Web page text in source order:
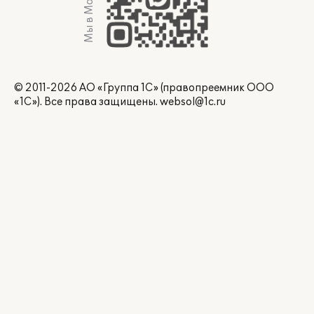
Мы в Max
© 2011-2026 АО «Группа 1С» (правопреемник ООО
«1С»). Все права защищены. websol@1c.ru